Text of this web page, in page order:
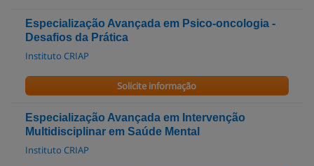
Especialização Avançada em Psico-oncologia -
Desafios da Prática
Instituto CRIAP
Solicite informação
Especialização Avançada em Intervenção
Multidisciplinar em Saúde Mental
Instituto CRIAP